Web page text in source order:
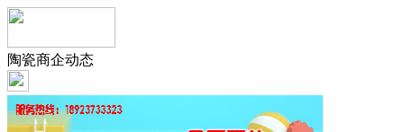
陶瓷商企动态